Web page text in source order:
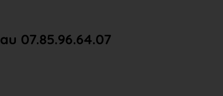
07.85.96.64.07